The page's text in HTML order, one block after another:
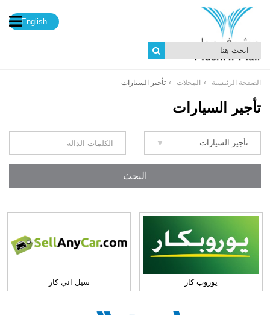
English
الصفحة الرئيسية المحلات تأجير السيارات
تأجير السيارات
البحث
يوروب كار سيل اني كار